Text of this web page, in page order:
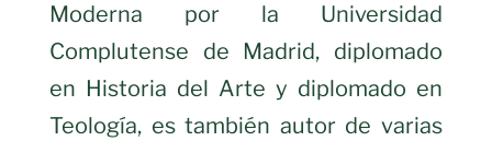
Moderna por la Universidad
Complutense de Madrid, diplomado
en Historia del Arte y diplomado en
Teología, es también autor de varias